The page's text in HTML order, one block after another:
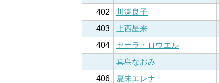
402
川瀬良子
403
上西星来
404
セーラ・ロウエル
真島なおみ
406
夏未エレナ